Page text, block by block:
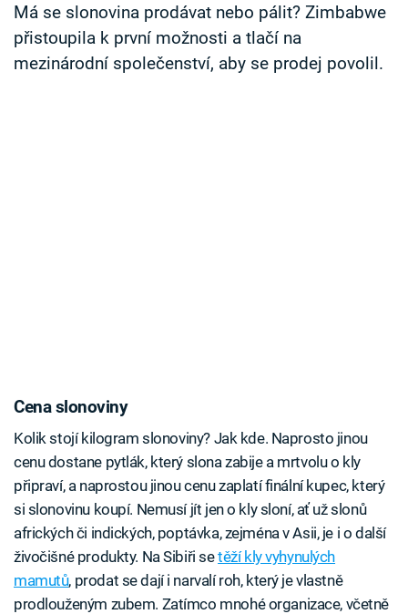
Má se slonovina prodávat nebo pálit? Zimbabwe
přistoupila k první možnosti a tlačí na
mezinárodní společenství, aby se prodej povolil.
Cena slonoviny
Kolik stojí kilogram slonoviny? Jak kde. Naprosto jinou
cenu dostane pytlák, který slona zabije a mrtvolu o kly
připraví, a naprostou jinou cenu zaplatí finální kupec, který
si slonovinu koupí. Nemusí jít jen o kly sloní, ať už slonů
afrických či indických, poptávka, zejména v Asii, je i o další
živočišné produkty. Na Sibiři setěží kly vyhynulých
mamutů, prodat se dají i narvalí roh, který je vlastně
prodlouženým zubem. Zatímco mnohé organizace, včetně